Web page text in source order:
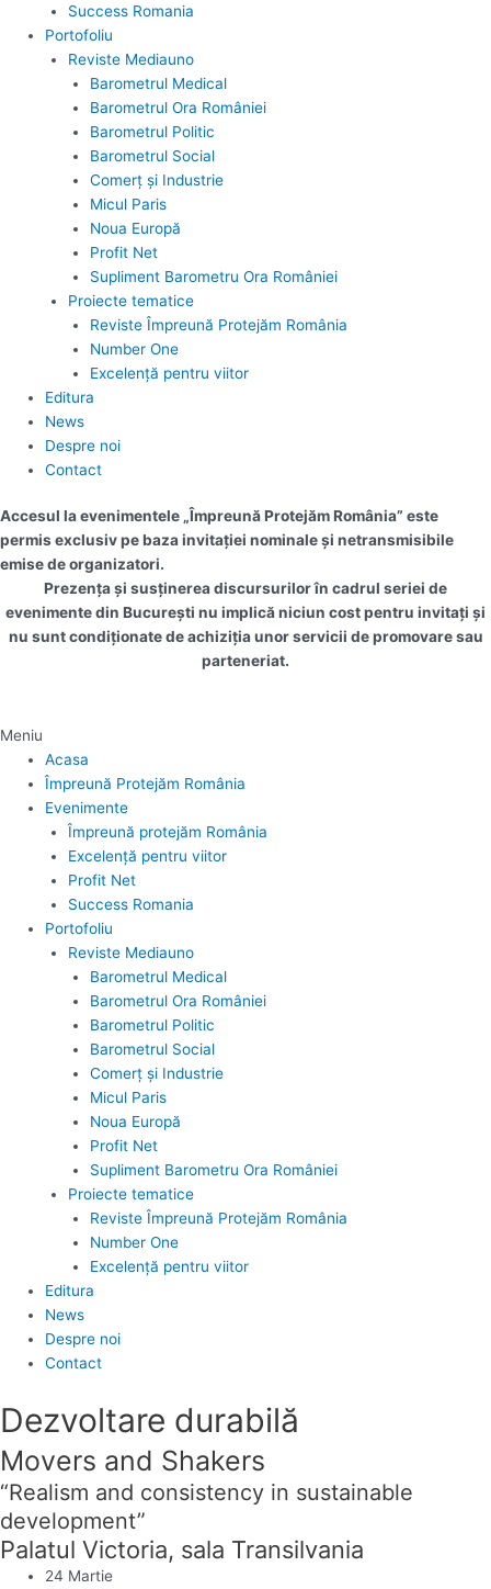
Success Romania
Portofoliu
Reviste Mediauno
Barometrul Medical
Barometrul Ora României
Barometrul Politic
Barometrul Social
Comerț și Industrie
Micul Paris
Noua Europă
Profit Net
Supliment Barometru Ora României
Proiecte tematice
Reviste Împreună Protejăm România
Number One
Excelență pentru viitor
Editura
News
Despre noi
Contact
Accesul la evenimentele „Împreună Protejăm România” este
permis exclusiv pe baza invitației nominale și netransmisibile
emise de organizatori.
Prezența și susținerea discursurilor în cadrul seriei de
evenimente din București nu implică niciun cost pentru invitați și
nu sunt condiționate de achiziția unor servicii de promovare sau
parteneriat.
Meniu
Acasa
Împreună Protejăm România
Evenimente
Împreună protejăm România
Excelență pentru viitor
Profit Net
Success Romania
Portofoliu
Reviste Mediauno
Barometrul Medical
Barometrul Ora României
Barometrul Politic
Barometrul Social
Comerț și Industrie
Micul Paris
Noua Europă
Profit Net
Supliment Barometru Ora României
Proiecte tematice
Reviste Împreună Protejăm România
Number One
Excelență pentru viitor
Editura
News
Despre noi
Contact
Dezvoltare durabilă
Movers and Shakers
“Realism and consistency in sustainable
development”
Palatul Victoria, sala Transilvania
24 Martie